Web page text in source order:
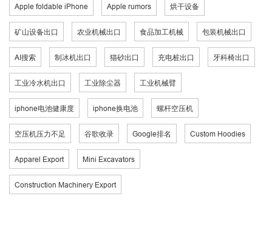
Apple foldable iPhone Apple rumors 烘干设备
矿山设备出口 农业机械出口 食品加工机械 包装机械出口
AI搜索 制冰机出口 猫砂出口 充电桩出口 牙科椅出口
工业冷水机出口 工业除尘器 工业机械臂
iphone电池健康度 iphone换电池 螺杆空压机
空压机压力不足 谷歌收录 Google排名 Custom Hoodies
Apparel Export Mini Excavators
Construction Machinery Export